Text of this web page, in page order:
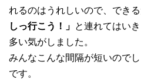
れるのはうれしいので、でき
しっ行こう！」 と連れてはい
多い気がしました。
みんなこんな間隔が短いので
です。